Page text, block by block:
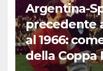
Argentina-
precedente
al 1966:
della Coppa